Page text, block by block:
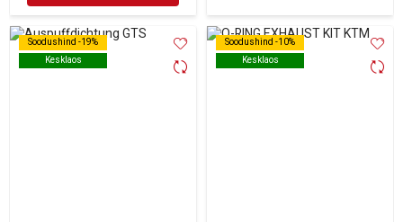
Soodushind -19%
Kesklaos
Soodushind -19%
Kesklaos
Soodushind -10%
Kesklaos
Soodushind -10%
Kesklaos